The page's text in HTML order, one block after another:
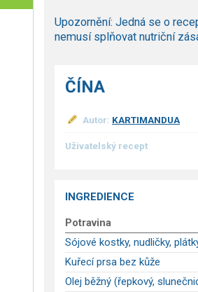
Upozornění: Jedná se o
nemusí splňovat nutriční
ČÍNA
Autor: KARTIMANDUA
Uživatelský recept
INGREDIENCE
Potravina
Sójové kostky, nudličky,
Kuřecí prsa bez kůže
Olej běžný (řepkový,